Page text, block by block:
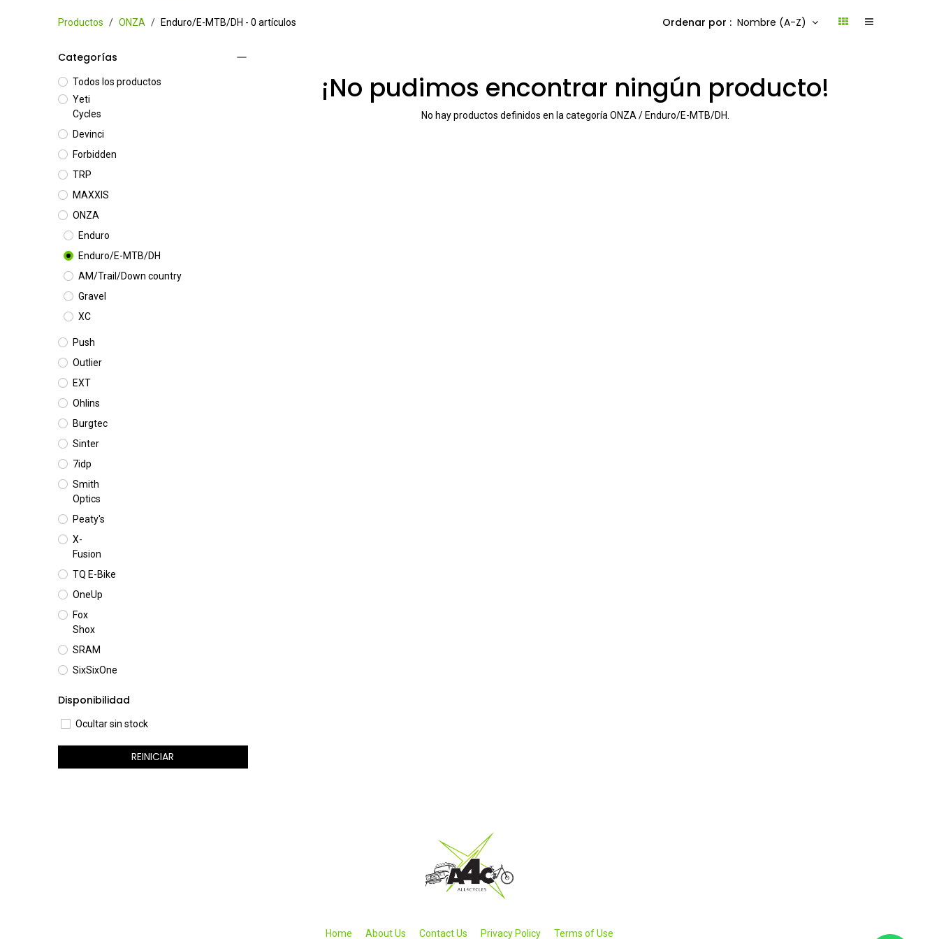
Productos ONZA Enduro/E-MTB/DH - 0 artículos Ordenar por : Nombre (A-Z)
Categorías
Todos los productos
Yeti
Cycles
Devinci
Forbidden
TRP
MAXXIS
ONZA
Enduro
Enduro/E-MTB/DH
AM/Trail/Down country
Gravel
XC
Push
Outlier
EXT
Ohlins
Burgtec
Sinter
7idp
Smith
Optics
Peaty's
X-
Fusion
TQ E-Bike
OneUp
Fox
Shox
SRAM
SixSixOne
Disponibilidad
Ocultar sin stock
REINICIAR
¡No pudimos encontrar ningún producto!
No hay productos definidos en la categoríaONZA / Enduro/E-MTB/DH.
Home About Us Contact Us Privacy Policy Terms of Use